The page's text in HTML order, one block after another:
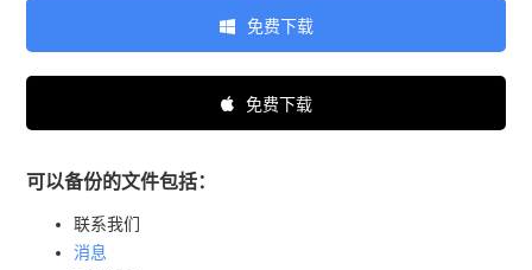
免费下载
免费下载
可以备份的文件包括：
联系我们
消息